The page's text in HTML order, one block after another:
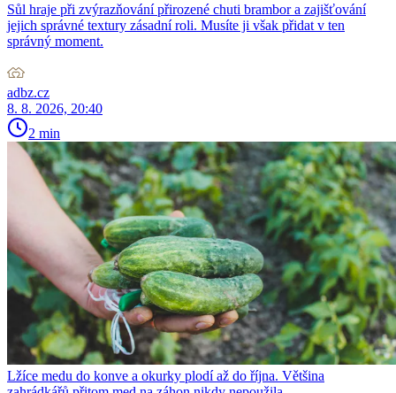
Sůl hraje při zvýrazňování přirozené chuti brambor a zajišťování
jejich správné textury zásadní roli. Musíte ji však přidat v ten
správný moment.
adbz.cz
8. 8. 2026, 20:40
2 min
Lžíce medu do konve a okurky plodí až do října. Většina